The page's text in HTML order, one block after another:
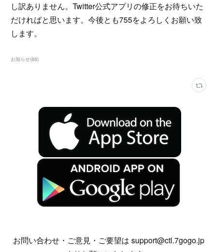
し訳ありません。Twitter公式アプリの修正をお待ちいた
だければと思います。今後とも755をよろしくお願い致
します。
お知らせ(66)
お問い合わせ・ご意見・ご要望は support@ctl.7gogo.jp